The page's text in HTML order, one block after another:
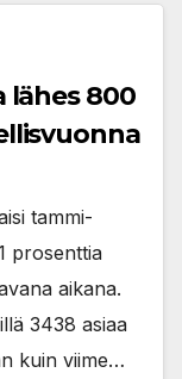
lähes 800
tammi-
prosenttia
aikana.
3438 asiaa
kuin viime…